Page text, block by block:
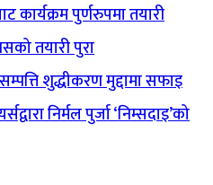
कार्यक्रम पुर्णरुपमा तयारी
तयारी पुरा
शुद्धीकरण मुद्दामा सफाइ
निर्मल पुर्जा ‘निम्सदाइ’को